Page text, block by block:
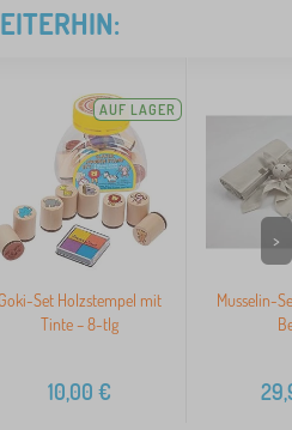
AUF LAGER
Goki-Set Holzstempel mit
Tinte – 8-tlg
10,00 €
Musselin-
>